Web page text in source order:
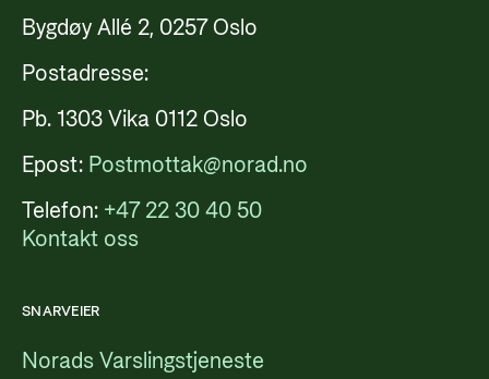
Bygdøy Allé 2, 0257 Oslo
Postadresse:
Pb. 1303 Vika 0112 Oslo
Epost: Postmottak@norad.no
Telefon: +47 22 30 40 50
Kontakt oss
SNARVEIER
Norads Varslingstjeneste